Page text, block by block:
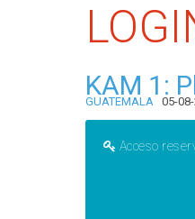
KAM 1:
GUATEMALA 05-
Acceso